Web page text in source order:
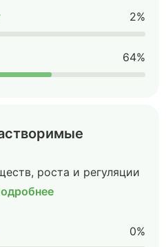
2%
64%
роста и регуляции
0%